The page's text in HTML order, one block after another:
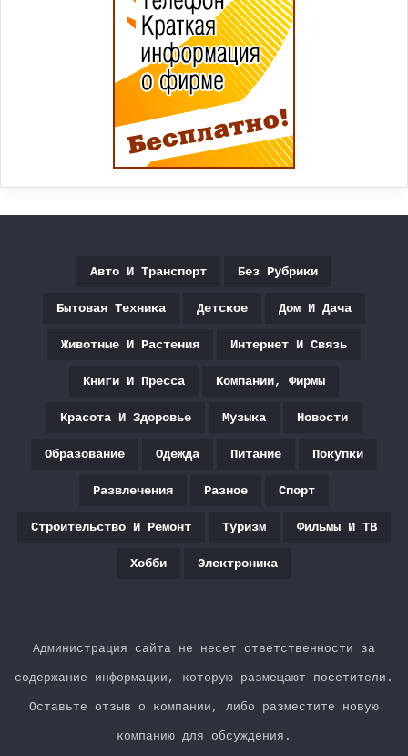
Авто И Транспорт Без Рубрики
Бытовая Техника Детское Дом И Дача
Животные И Растения Интернет И Связь
Книги И Пресса Компании, Фирмы
Красота И Здоровье Музыка Новости
Образование Одежда Питание Покупки
Развлечения Разное Спорт
Строительство И Ремонт Туризм Фильмы И ТВ
Хобби Электроника
Администрация сайта не несет ответственности за
содержание информации, которую размещают посетители.
Оставьте отзыв о компании, либо разместите новую
компанию для обсуждения.